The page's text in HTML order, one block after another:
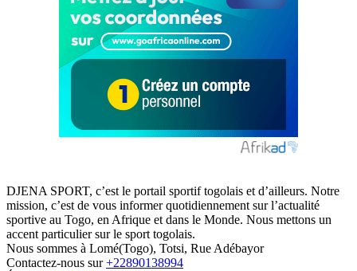
DJENA SPORT, c’est le portail sportif togolais et d’ailleurs. Notre
mission, c’est de vous informer quotidiennement sur l’actualité
sportive au Togo, en Afrique et dans le Monde. Nous mettons un
accent particulier sur le sport togolais.
Nous sommes à Lomé(Togo), Totsi, Rue Adébayor
Contactez-nous sur+22890138994